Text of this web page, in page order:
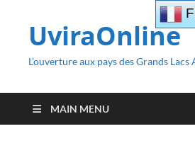
UviraOnline
L’ouverture aux pays des Grands
MAIN MENU